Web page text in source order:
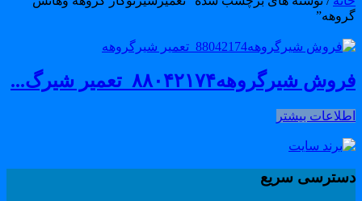
شیرگروهه۸۸۰۴۲۱۷۴_تعمیر شیرگ...
بیشتر
سریع